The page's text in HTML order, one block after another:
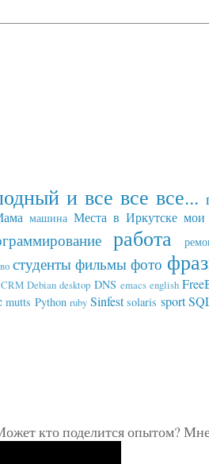
и все все все...
машина Места в Иркутске мои
работа
студенты фильмы фото
CRM Debian desktop DNS emacs english
mutts Python ruby Sinfest solaris sport
кто поделится опытом? Мне